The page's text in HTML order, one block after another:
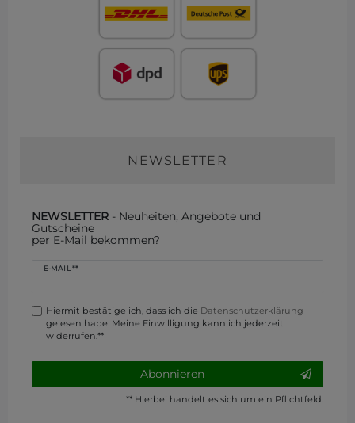
NEWSLETTER
NEWSLETTER - Neuheiten, Angebote und
Gutscheine
per E-Mail bekommen?
E-MAIL **
Newsletter
Hiermit bestätige ich, dass ich die Daten­schutz­erklärung
gelesen habe. Meine Einwilligung kann ich jederzeit
widerrufen.**
Abonnieren
** Hierbei handelt es sich um ein Pflichtfeld.